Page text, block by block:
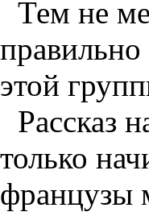
Тем не
этой
Рассказ
только
французы